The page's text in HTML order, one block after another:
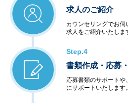
求人のご紹介
カウンセリングでお伺
求人をご紹介いたしま
Step.4
書類作成・応募
応募書類のサポートや
にサポートいたします。